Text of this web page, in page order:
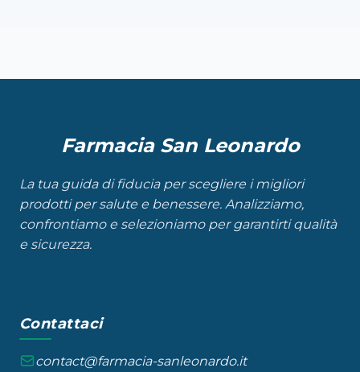
Farmacia San Leonardo
La tua guida di fiducia per scegliere i migliori
prodotti per salute e benessere. Analizziamo,
confrontiamo e selezioniamo per garantirti qualità
e sicurezza.
Contattaci
contact@farmacia-sanleonardo.it